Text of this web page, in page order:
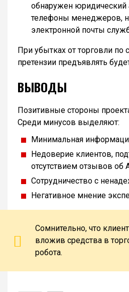
обнаружен юридический
телефоны менеджеров,
электронной почты
При убытках от торговли по
претензии предъявлять
ВЫВОДЫ
Позитивные стороны
Среди минусов выделяют:
Минимальная
Недоверие клиентов,
отсутствием отзывов об
Сотрудничество с
Негативное мнение
Сомнительно, что
вложив средства в
робота.